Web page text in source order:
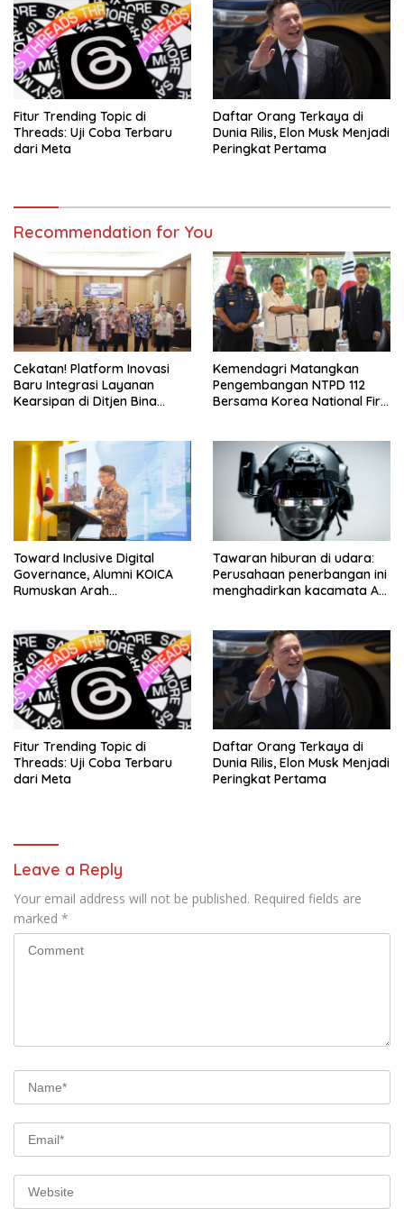
Fitur Trending Topic di
Threads: Uji Coba Terbaru
dari Meta
Daftar Orang Terkaya di
Dunia Rilis, Elon Musk Menjadi
Peringkat Pertama
Recommendation for You
Cekatan! Platform Inovasi
Baru Integrasi Layanan
Kearsipan di Ditjen Bina
Kemendagri Matangkan
Pengembangan NTPD 112
Bersama Korea National Fire
Toward Inclusive Digital
Governance, Alumni KOICA
Rumuskan Arah
Tawaran hiburan di udara:
Perusahaan penerbangan ini
menghadirkan kacamata AR
Fitur Trending Topic di
Threads: Uji Coba Terbaru
dari Meta
Daftar Orang Terkaya di
Dunia Rilis, Elon Musk Menjadi
Peringkat Pertama
Leave a Reply
Your email address will not be published. Required fields are
marked *